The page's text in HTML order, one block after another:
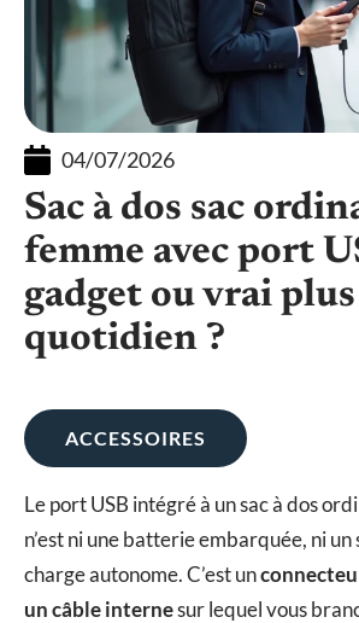
04/07/2026
Sac à dos sac
femme avec port
gadget ou vrai
quotidien ?
ACCESSOIRES
Le port USB intégré à un sac à dos
n’est ni une batterie embarquée, ni un
charge autonome. C’est un
un câble internesur lequel vous